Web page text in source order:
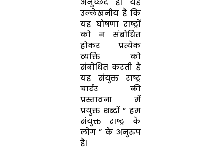
अनुच्छेद है। यह
उल्लेखनीय है कि
यह घोषणा राष्ट्रों
को न संबोधित
होकर प्रत्येक
व्यक्ति को
संबोधित करती है
यह संयुक्त राष्ट्र
चार्टर की
प्रस्तावना में
प्रयुक्त शब्दों ” हम
संयुक्त राष्ट्र के
लोग ” के अनुरुप
है।